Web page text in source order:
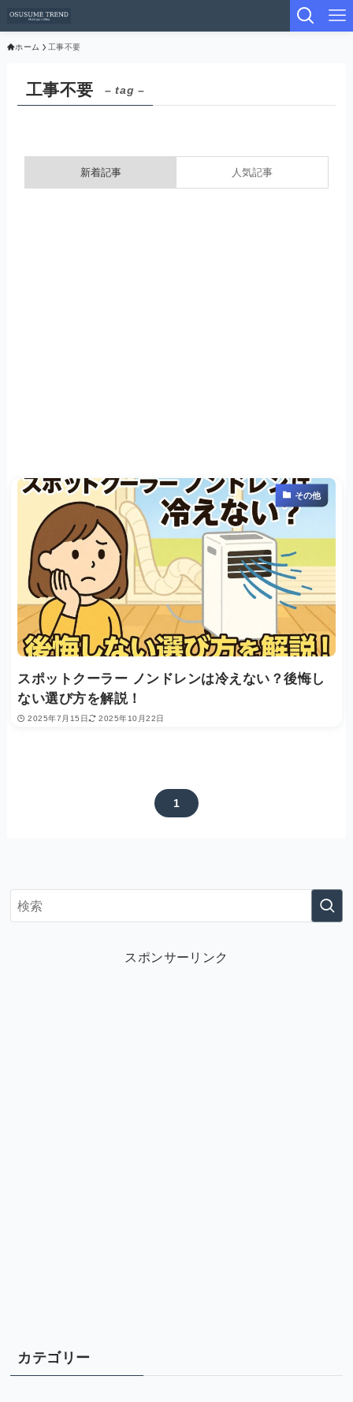
ホーム 工事不要
工事不要 – tag –
新着記事 人気記事
その他
スポットクーラー ノンドレンは冷えない？後悔し
ない選び方を解説！
2025年7月15日 2025年10月22日
1
スポンサーリンク
カテゴリー